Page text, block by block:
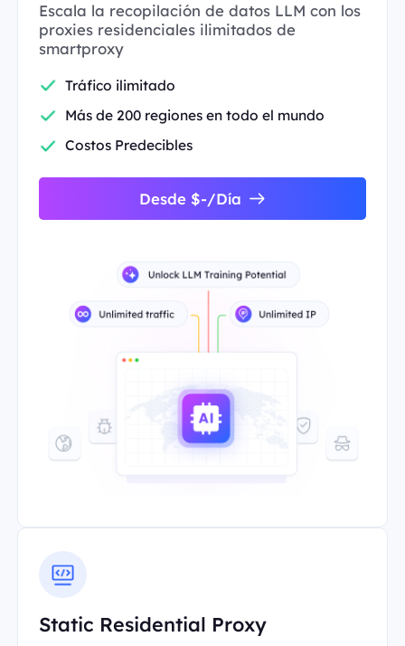
Escala la recopilación de datos LLM con los
proxies residenciales ilimitados de
smartproxy
Tráfico ilimitado
Más de 200 regiones en todo el mundo
Costos Predecibles
Desde $-/Día
Static Residential Proxy